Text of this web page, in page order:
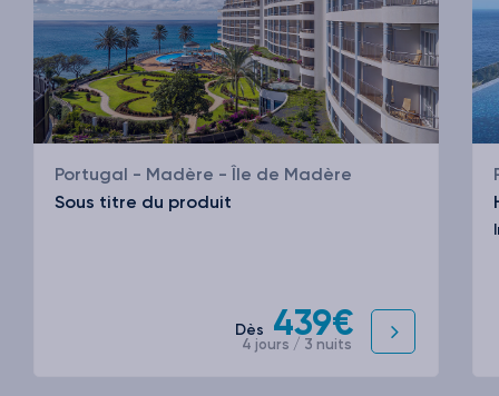
Portugal - Madère - Île de Madère
Sous titre du produit
Dès 439€
4 jours / 3 nuits